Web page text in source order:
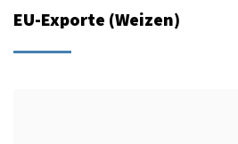
EU-Exporte (Weizen)